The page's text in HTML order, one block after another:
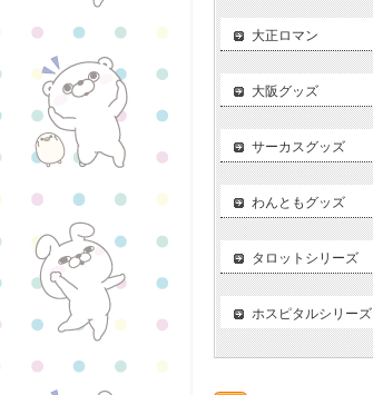
大正ロマン
大阪グッズ
サーカスグッズ
わんともグッズ
タロットシリーズ
ホスピタルシリーズ